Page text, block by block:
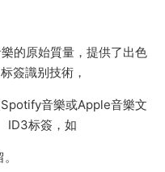
的原始質量，提供了出色
簽識别技術，
音樂或Apple音樂文
ID3标簽，如